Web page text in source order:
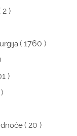
2 )
( 1760 )
)
( 20 )